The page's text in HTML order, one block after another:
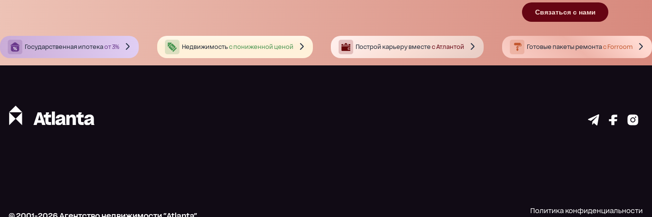
Связаться с нами
Государственная ипотекаот 3% Недвижимостьс пониженной ценой Построй карьеру вместе с Атлантой Готовые пакеты ремонтас Forroom
Политика конфиденциальности